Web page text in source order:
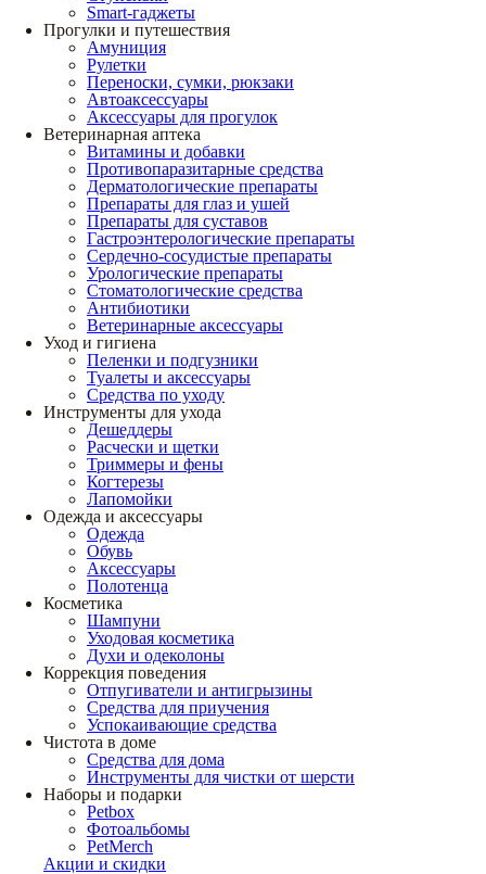
Smart-гаджеты
Прогулки и путешествия
Амуниция
Рулетки
Переноски, сумки, рюкзаки
Автоаксессуары
Аксессуары для прогулок
Ветеринарная аптека
Витамины и добавки
Противопаразитарные средства
Дерматологические препараты
Препараты для глаз и ушей
Препараты для суставов
Гастроэнтерологические препараты
Сердечно-сосудистые препараты
Урологические препараты
Стоматологические средства
Антибиотики
Ветеринарные аксессуары
Уход и гигиена
Пеленки и подгузники
Туалеты и аксессуары
Средства по уходу
Инструменты для ухода
Дешеддеры
Расчески и щетки
Триммеры и фены
Когтерезы
Лапомойки
Одежда и аксессуары
Одежда
Обувь
Аксессуары
Полотенца
Косметика
Шампуни
Уходовая косметика
Духи и одеколоны
Коррекция поведения
Отпугиватели и антигрызины
Средства для приучения
Успокаивающие средства
Чистота в доме
Средства для дома
Инструменты для чистки от шерсти
Наборы и подарки
Petbox
Фотоальбомы
PetMerch
Акции и скидки